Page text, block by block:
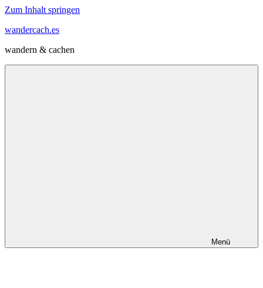
Zum Inhalt springen
wandercach.es
wandern & cachen
Menü